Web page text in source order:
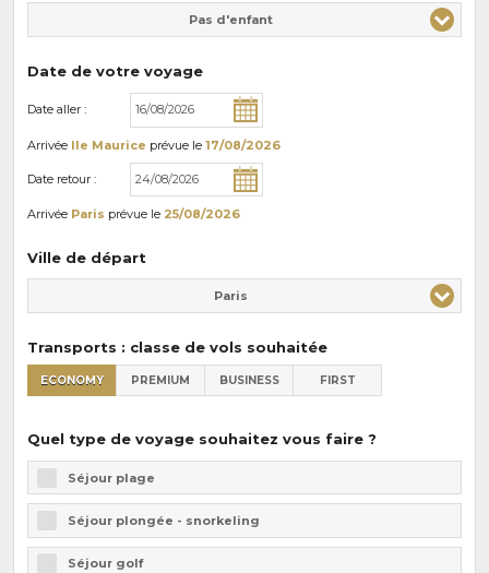
Pas d'enfant
Date de votre voyage
Date aller :
Arrivée Ile Maurice prévue le 17/08/2026
Date retour :
Arrivée Paris prévue le 25/08/2026
Ville de départ
Paris
Transports : classe de vols souhaitée
ECONOMY PREMIUM BUSINESS FIRST
Quel type de voyage souhaitez vous faire ?
Séjour plage
Séjour plongée - snorkeling
Séjour golf